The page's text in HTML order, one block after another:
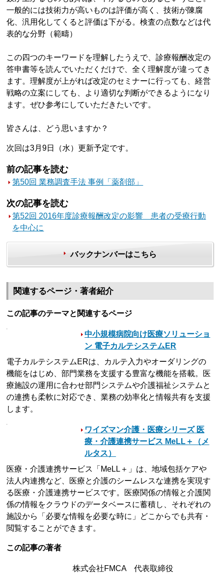
一般的には技術力が高いものは評価が高く、技術が陳腐
化、汎用化してくると評価は下がる。検査の点数などは代
表的な分野（範疇）
この四つのキーワードを理解したうえで、診療報酬改定の
答申書等を読んでいただくだけで、全く理解度が違ってき
ます。理解度が上がれば改定のセミナーに行っても、経営
戦略の立案にしても、より適切な判断ができるようになり
ます。ぜひ参考にしていただきたいです。
皆さんは、どう思いますか？
次回は3月9日（水）更新予定です。
前の記事を読む
第50回 業務調査手法 事例「薬剤部」
次の記事を読む
第52回 2016年度診療報酬改定の影響 患者の受療行動
を中心に
バックナンバーはこちら
関連するページ・著者紹介
この記事のテーマと関連するページ
中小規模病院向け医療ソリューショ
ン 電子カルテシステムER
電子カルテシステムERは、カルテ入力やオーダリングの
機能をはじめ、部門業務を支援する豊富な機能を搭載。医
療施設の運用に合わせ部門システムや介護福祉システムと
の連携も柔軟に対応でき、業務の効率化と情報共有を支援
します。
ワイズマン介護・医療シリーズ 医
療・介護連携サービス MeLL＋（メ
ルタス）
医療・介護連携サービス「MeLL＋」は、地域包括ケアや
法人内連携など、医療と介護のシームレスな連携を実現す
る医療・介護連携サービスです。医療関係の情報と介護関
係の情報をクラウドのデータベースに蓄積し、それぞれの
施設から「必要な情報を必要な時に」どこからでも共有・
閲覧することができます。
この記事の著者
株式会社FMCA 代表取締役